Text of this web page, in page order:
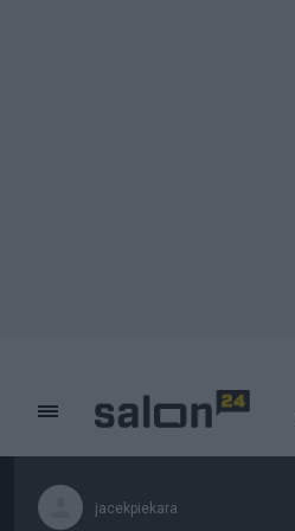
jacekpiekara